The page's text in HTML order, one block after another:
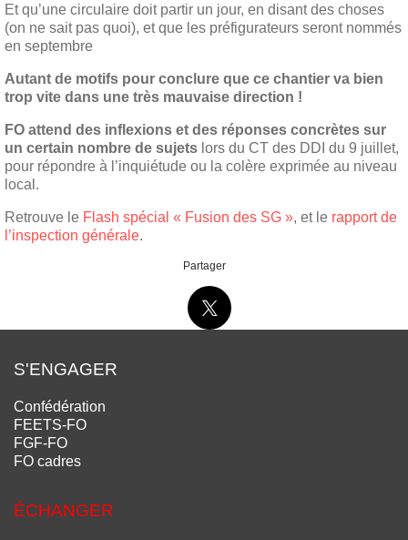
Et qu’une circulaire doit partir un jour, en disant des choses
(on ne sait pas quoi), et que les préfigurateurs seront nommés
en septembre
Autant de motifs pour conclure que ce chantier va bien
trop vite dans une très mauvaise direction !
FO attend des inflexions et des réponses concrètes sur
un certain nombre de sujets lors du CT des DDI du 9 juillet,
pour répondre à l’inquiétude ou la colère exprimée au niveau
local.
Retrouve le Flash spécial « Fusion des SG », et le rapport de
l’inspection générale.
Partager
S'ENGAGER
Confédération
FEETS-FO
FGF-FO
FO cadres
ÉCHANGER